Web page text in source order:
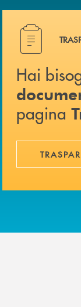
Contattaci .
Hai bisogno
Hai
pagina